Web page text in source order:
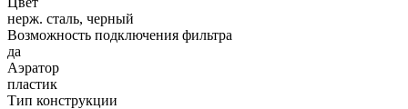
нерж. сталь, черный
Возможность подключения фильтра
да
Аэратор
пластик
Тип конструкции